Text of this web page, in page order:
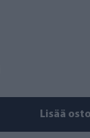
Lisää